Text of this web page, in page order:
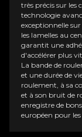
très précis sur les
technologie
exceptionnelle sur
les lamelles au
garantit une
d'accélérer plus
La bande de
et une durée de
roulement, à sa
et à son bruit de
enregistre de
européen pour